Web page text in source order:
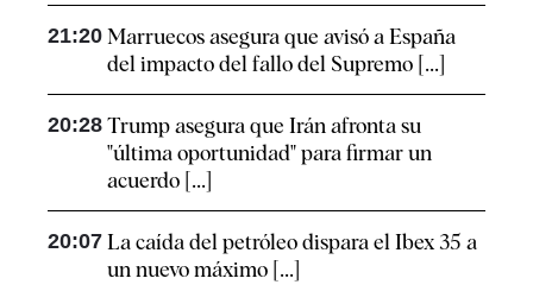
21:20 Marruecos asegura que avisó a España
del impacto del fallo del Supremo [...]
20:28 Trump asegura que Irán afronta su
"última oportunidad" para firmar un
acuerdo [...]
20:07 La caída del petróleo dispara el Ibex 35 a
un nuevo máximo [...]